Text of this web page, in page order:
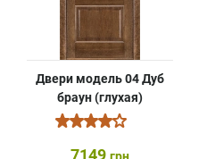
Двери модель 04 Дуб
браун (глухая)
7149